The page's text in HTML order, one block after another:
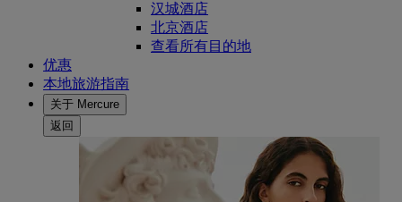
汉城酒店
北京酒店
查看所有目的地
优惠
本地旅游指南
关于 Mercure
返回